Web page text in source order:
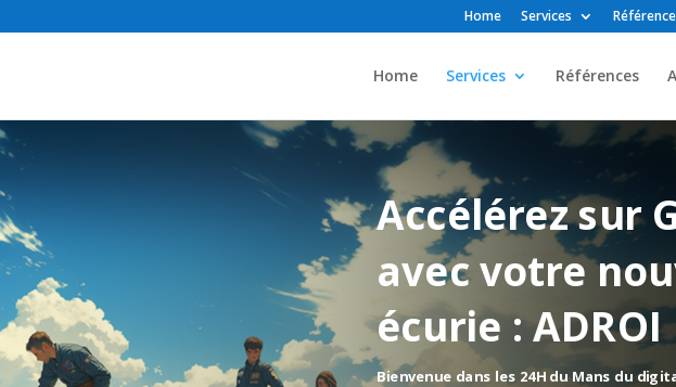
Home Services
Home Services Références
Accélérez sur
avec votre
écurie : ADROI
Bienvenue dans les 24H du Mans du